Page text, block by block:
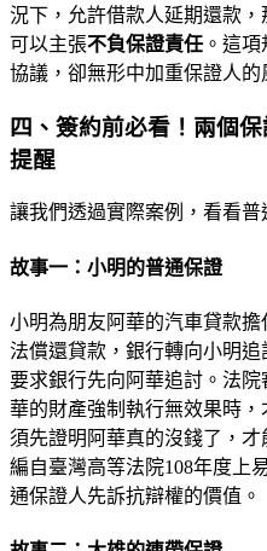
況下，允許借款人延期還款
可以主張不負保證責任 。這
協議，卻無形中加重保證人的
四、簽約前必看！兩個
提醒
讓我們透過實際案例，看看普
故事一：小明的普通保證
小明為朋友阿華的汽車貸款擔
法償還貸款，銀行轉向小明追
要求銀行先向阿華追討。法
華的財產強制執行無效果時
須先證明阿華真的沒錢了，
編自臺灣高等法院108年度上
通保證人先訴抗辯權的價值。